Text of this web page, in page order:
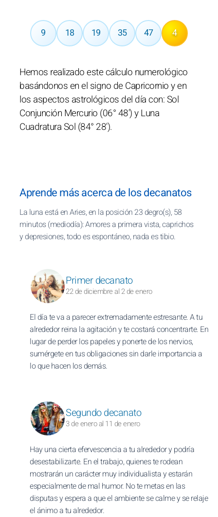
9 18 19 35 47 4
Hemos realizado este cálculo numerológico
basándonos en el signo de Capricornio y en
los aspectos astrológicos del día con: Sol
Conjunción Mercurio (06° 48') y Luna
Cuadratura Sol (84° 28').
Aprende más acerca de los decanatos
La luna está en Aries, en la posición 23 degro(s), 58
minutos (mediodía): Amores a primera vista, caprichos
y depresiones, todo es espontáneo, nada es tibio.
Primer decanato
22 de diciembre al 2 de enero
El día te va a parecer extremadamente estresante. A tu
alrededor reina la agitación y te costará concentrarte. En
lugar de perder los papeles y ponerte de los nervios,
sumérgete en tus obligaciones sin darle importancia a
lo que hacen los demás.
Segundo decanato
3 de enero al 11 de enero
Hay una cierta efervescencia a tu alrededor y podría
desestabilizarte. En el trabajo, quienes te rodean
mostrarán un carácter muy individualista y estarán
especialmente de mal humor. No te metas en las
disputas y espera a que el ambiente se calme y se relaje
el ánimo a tu alrededor.